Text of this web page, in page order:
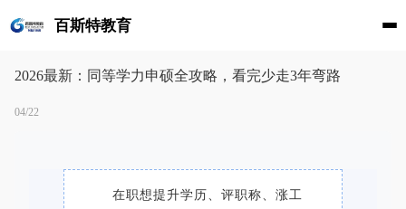
百斯特教育
2026最新：同等学力申硕全攻略，看完少走3年弯路
04/22
在职想提升学历、评职称、涨工